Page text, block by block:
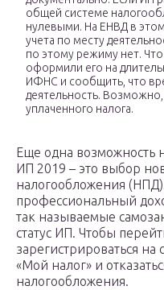
общей системе
нулевыми. На ЕНВД в
учета по месту
по этому режиму нет. Что
оформили его на
ИФНС и сообщить, что
деятельность. Возможно,
уплаченного налога.
Еще одна возможность
ИП 2019 – это выбор
налогообложения
профессиональный
так называемые
статус ИП. Чтобы
зарегистрироваться
«Мой налог» и
налогообложения.